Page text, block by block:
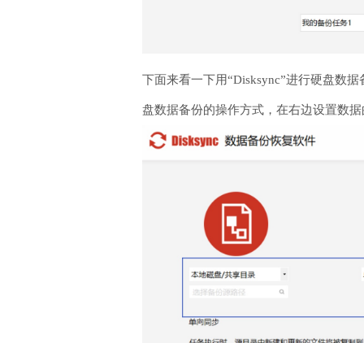
下面来看一下用“Disksync”进行硬盘数
盘数据备份的操作方式，在右边设置数